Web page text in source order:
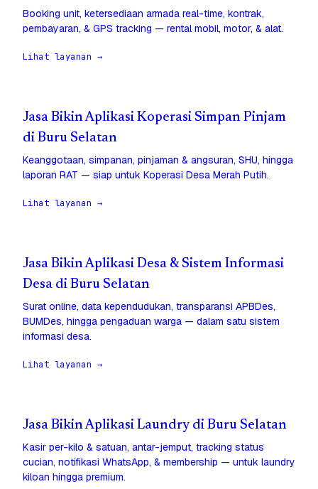
Booking unit, ketersediaan armada real-time, kontrak,
pembayaran, & GPS tracking — rental mobil, motor, & alat.
Lihat layanan →
Jasa Bikin Aplikasi Koperasi Simpan Pinjam
di Buru Selatan
Keanggotaan, simpanan, pinjaman & angsuran, SHU, hingga
laporan RAT — siap untuk Koperasi Desa Merah Putih.
Lihat layanan →
Jasa Bikin Aplikasi Desa & Sistem Informasi
Desa di Buru Selatan
Surat online, data kependudukan, transparansi APBDes,
BUMDes, hingga pengaduan warga — dalam satu sistem
informasi desa.
Lihat layanan →
Jasa Bikin Aplikasi Laundry di Buru Selatan
Kasir per-kilo & satuan, antar-jemput, tracking status
cucian, notifikasi WhatsApp, & membership — untuk laundry
kiloan hingga premium.